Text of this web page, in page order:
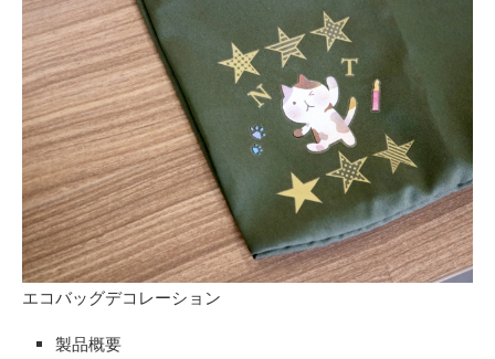
エコバッグデコレーション
製品概要